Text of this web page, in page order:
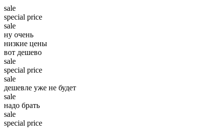
sale
special price
sale
ну очень
низкие цены
вот дешево
sale
special price
sale
дешевле уже не будет
sale
надо брать
sale
special price